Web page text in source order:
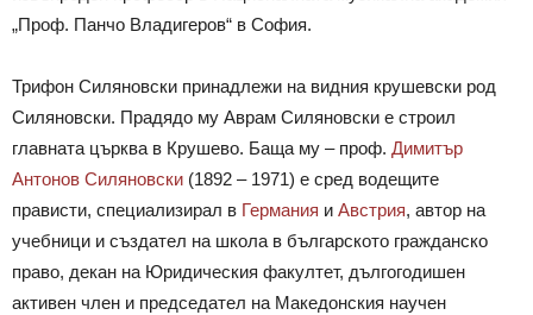
„Проф. Панчо Владигеров“ в София.
Трифон Силяновски принадлежи на видния крушевски род
Силяновски. Прадядо му Аврам Силяновски е строил
главната църква в Крушево. Баща му – проф. Димитър
Антонов Силяновски (1892 – 1971) е сред водещите
прависти, специализирал в Германия и Австрия, автор на
учебници и създател на школа в българското гражданско
право, декан на Юридическия факултет, дългогодишен
активен член и председател на Македонския научен